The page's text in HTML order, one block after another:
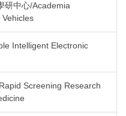
研中心/Academia
Intelligent Electronic
Screening Research